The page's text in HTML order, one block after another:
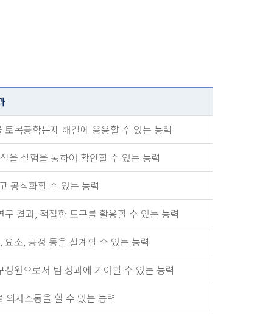
목공학문제 해결에 응용할 수 있는 능력
을 실험을 통하여 확인할 수 있는 능력
공식화할 수 있는 능력
결과, 적절한 도구를 활용할 수 있는 능력
소, 공정 등을 설계할 수 있는 능력
원으로서 팀 성과에 기여할 수 있는 능력
의사소통을 할 수 있는 능력